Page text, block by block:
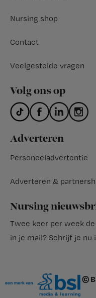
Nursing shop
Contact
Veelgestelde vragen
Volg ons op
Adverteren
Personeeladvertentie
Adverteren &
Nursing
Twee keer per week
in je mail? Schrijf je nu
©